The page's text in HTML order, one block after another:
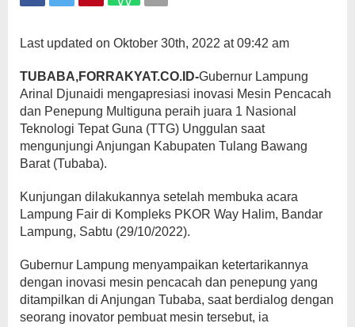
Last updated on Oktober 30th, 2022 at 09:42 am
TUBABA,FORRAKYAT.CO.ID-Gubernur Lampung
Arinal Djunaidi mengapresiasi inovasi Mesin Pencacah
dan Penepung Multiguna peraih juara 1 Nasional
Teknologi Tepat Guna (TTG) Unggulan saat
mengunjungi Anjungan Kabupaten Tulang Bawang
Barat (Tubaba).
Kunjungan dilakukannya setelah membuka acara
Lampung Fair di Kompleks PKOR Way Halim, Bandar
Lampung, Sabtu (29/10/2022).
Gubernur Lampung menyampaikan ketertarikannya
dengan inovasi mesin pencacah dan penepung yang
ditampilkan di Anjungan Tubaba, saat berdialog dengan
seorang inovator pembuat mesin tersebut, ia